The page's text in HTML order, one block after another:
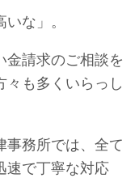
な」。
金請求のご相談を
々も多くいらっし
事務所では、全て
速で丁寧な対応